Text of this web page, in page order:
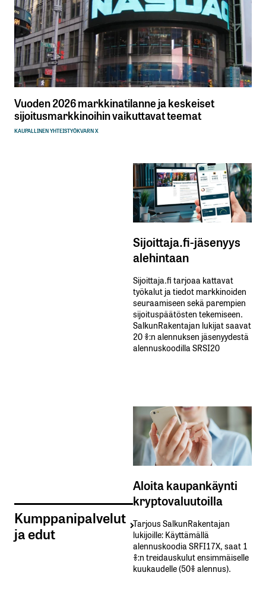
Vuoden 2026 markkinatilanne ja keskeiset
sijoitusmarkkinoihin vaikuttavat teemat
KAUPALLINEN YHTEISTYÖKVARN X
Kumppanipalvelut
ja edut
Sijoittaja.fi-jäsenyys
alehintaan
Sijoittaja.fi tarjoaa kattavat
työkalut ja tiedot markkinoiden
seuraamiseen sekä parempien
sijoituspäätösten tekemiseen.
SalkunRakentajan lukijat saavat
20 %:n alennuksen jäsenyydestä
alennuskoodilla SRSI20
Aloita kaupankäynti
kryptovaluutoilla
Tarjous SalkunRakentajan
lukijoille: Käyttämällä​ ​
alennuskoodia​ ​SRFI17X,​ ​saat​ ​1
%:n treidauskulut​ ​ensimmäiselle​ ​
kuukaudelle​ ​(50%​ ​alennus).